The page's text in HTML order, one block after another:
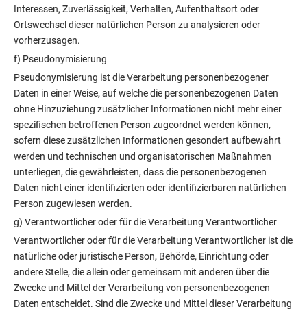
Interessen, Zuverlässigkeit, Verhalten, Aufenthaltsort oder
Ortswechsel dieser natürlichen Person zu analysieren oder
vorherzusagen.
f) Pseudonymisierung
Pseudonymisierung ist die Verarbeitung personenbezogener
Daten in einer Weise, auf welche die personenbezogenen Daten
ohne Hinzuziehung zusätzlicher Informationen nicht mehr einer
spezifischen betroffenen Person zugeordnet werden können,
sofern diese zusätzlichen Informationen gesondert aufbewahrt
werden und technischen und organisatorischen Maßnahmen
unterliegen, die gewährleisten, dass die personenbezogenen
Daten nicht einer identifizierten oder identifizierbaren natürlichen
Person zugewiesen werden.
g) Verantwortlicher oder für die Verarbeitung Verantwortlicher
Verantwortlicher oder für die Verarbeitung Verantwortlicher ist die
natürliche oder juristische Person, Behörde, Einrichtung oder
andere Stelle, die allein oder gemeinsam mit anderen über die
Zwecke und Mittel der Verarbeitung von personenbezogenen
Daten entscheidet. Sind die Zwecke und Mittel dieser Verarbeitung